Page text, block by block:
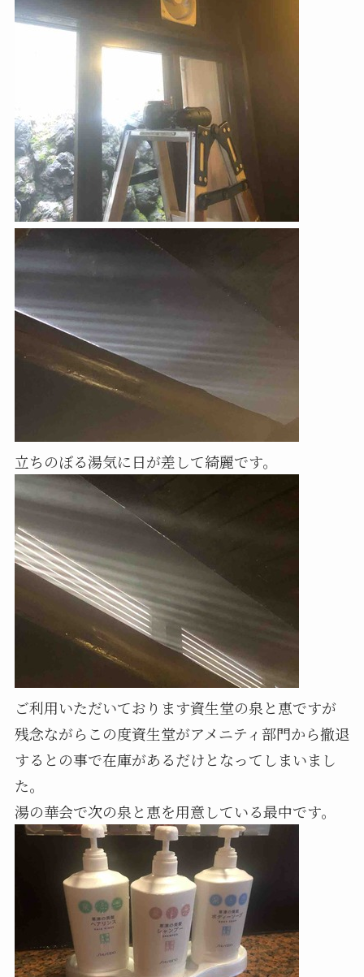
立ちのぼる湯気に日が差して綺麗です。
ご利用いただいております資生堂の泉と恵ですが
残念ながらこの度資生堂がアメニティ部門から撤退
するとの事で在庫があるだけとなってしまいまし
た。
湯の華会で次の泉と恵を用意している最中です。